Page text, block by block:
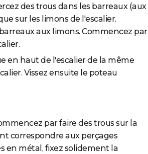
des trous dans les barreaux (aux
sur les limons de l'escalier.
aux limons. Commencez par
en haut de l'escalier de la même
Vissez ensuite le poteau
par faire des trous sur la
correspondre aux perçages
en métal, fixez solidement la